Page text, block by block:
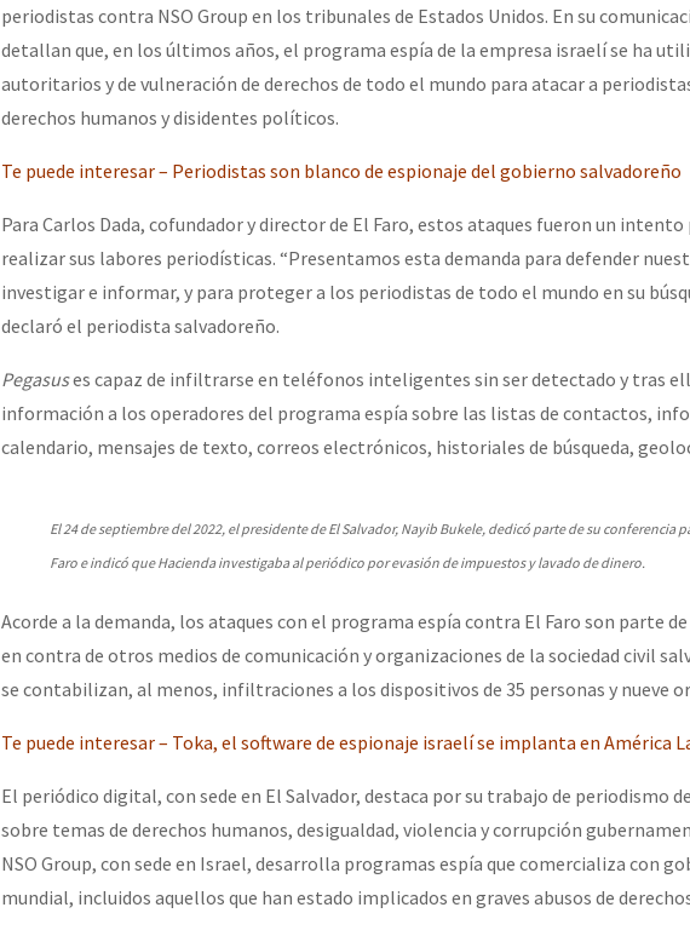
[25 abr – CDMX] Tokín por el CNI: 30 años de Resistencia y Rebeldía
periodistas contra NSO Group en los tribunales de Estados Unidos. En su
detallan que, en los últimos años, el programa espía de la empresa israelí se ha
autoritarios y de vulneración de derechos de todo el mundo para atacar a
derechos humanos y disidentes políticos.
Te puede interesar – Periodistas son blanco de espionaje del gobierno salvadoreño
Para Carlos Dada, cofundador y director de El Faro, estos ataques fueron un intento
realizar sus labores periodísticas. “Presentamos esta demanda para defender
investigar e informar, y para proteger a los periodistas de todo el mundo en su
declaró el periodista salvadoreño.
Pegasuses capaz de infiltrarse en teléfonos inteligentes sin ser detectado y tras
información a los operadores del programa espía sobre las listas de contactos,
calendario, mensajes de texto, correos electrónicos, historiales de búsqueda,
El 24 de septiembre del 2022, el presidente de El Salvador, Nayib Bukele, dedicó parte de su conferencia
Faro e indicó que Hacienda investigaba al periódico por evasión de impuestos y lavado de dinero.
Acorde a la demanda, los ataques con el programa espía contra El Faro son parte
en contra de otros medios de comunicación y organizaciones de la sociedad civil
se contabilizan, al menos, infiltraciones a los dispositivos de 35 personas y nueve
Te puede interesar – Toka, el software de espionaje israelí se implanta en América
El periódico digital, con sede en El Salvador, destaca por su trabajo de periodismo
sobre temas de derechos humanos, desigualdad, violencia y corrupción
NSO Group, con sede en Israel, desarrolla programas espía que comercializa con
mundial, incluidos aquellos que han estado implicados en graves abusos de